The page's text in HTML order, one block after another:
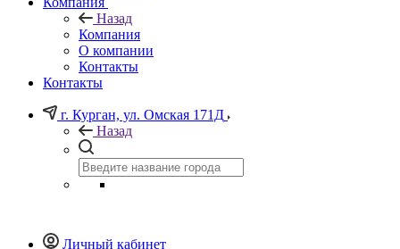
Назад
Компания
О компании
Контакты
Контакты
г. Курган, ул. Омская 171Д
Назад
Личный кабинет